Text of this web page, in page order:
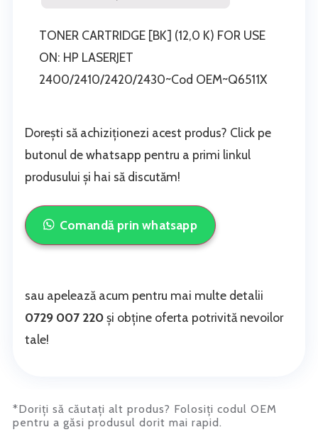
TONER CARTRIDGE [BK] (12,0 K) FOR USE
ON: HP LASERJET
2400/2410/2420/2430~Cod OEM~Q6511X
Dorești să achiziționezi acest produs? Click pe
butonul de whatsapp pentru a primi linkul
produsului și hai să discutăm!
Comandă prin whatsapp
sau apelează acum pentru mai multe detalii
0729 007 220și obține oferta potrivită nevoilor
tale!
*Doriți să căutați alt produs? Folosiți codul OEM
pentru a găsi produsul dorit mai rapid.